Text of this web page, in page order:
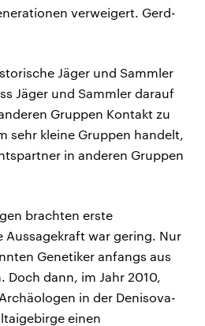
verweigert. Gerd-
Jäger und Sammler
Jäger und Sammler darauf
Gruppen Kontakt zu
sehr kleine Gruppen handelt,
in anderen Gruppen
brachten erste
Aussagekraft war gering. Nur
Genetiker anfangs aus
Doch dann, im Jahr 2010,
in der Denisova-
einen